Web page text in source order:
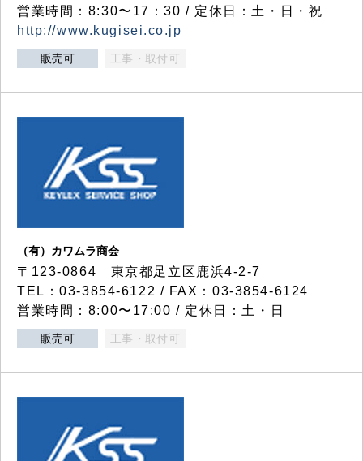
営業時間：8:30〜17：30 / 定休日：土・日・祝
http://www.kugisei.co.jp
販売可 工事・取付可
（有）カワムラ商会
〒123-0864 東京都足立区鹿浜4-2-7
TEL：03-3854-6122 / FAX：03-3854-6124
営業時間：8:00〜17:00 / 定休日：土・日
販売可 工事・取付可